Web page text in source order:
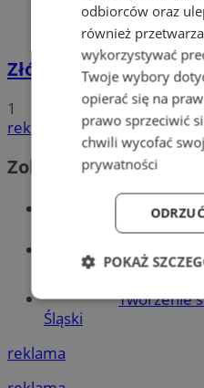
Złóż wniosek o
1
reklama
Zobacz również
Wiadomości
Wiadomości
Tworzenie
Śląski
reklama
odbiorców oraz
również
wykorzystywać
Twoje wybory
opierać się na
prawo sprzeciwić
chwili wycofać
prywatności
POKAŻ
Niezbędne